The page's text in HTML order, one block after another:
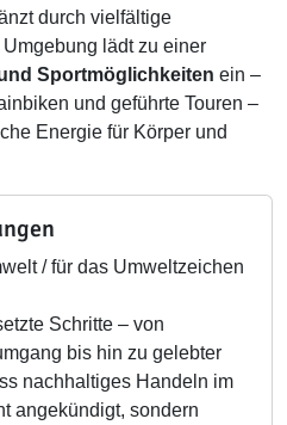
durch vielfältige
lädt zu einer
Sportmöglichkeiten ein –
und geführte Touren –
Energie für Körper und
/ für das Umweltzeichen
Schritte – von
bis hin zu gelebter
nachhaltiges Handeln im
angekündigt, sondern